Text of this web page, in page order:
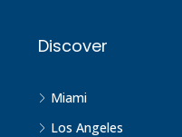
Discover
Miami
Los Angeles